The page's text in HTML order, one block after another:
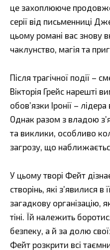
це захоплююче
серії від письменниці
цьому романі вас знову
чаклунство, магія та
Після трагічної події –
Вікторія Грейс нарешті
обов’язки Іронії –
Однак разом з владою
та виклики, особливо
загрозу, що
У цьому творі Фейт
створінь, які з’явилися в
загадкову організацію,
тіні. Їй належить
безпеку, а й за долю
Фейт розкрити всі